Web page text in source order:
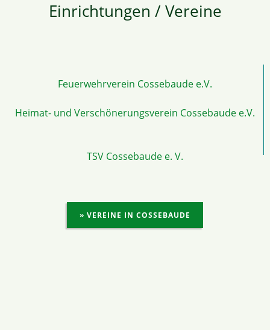
Einrichtungen / Vereine
Feuerwehrverein Cossebaude e.V.
Heimat- und Verschönerungsverein Cossebaude e.V.
TSV Cossebaude e. V.
» VEREINE IN COSSEBAUDE